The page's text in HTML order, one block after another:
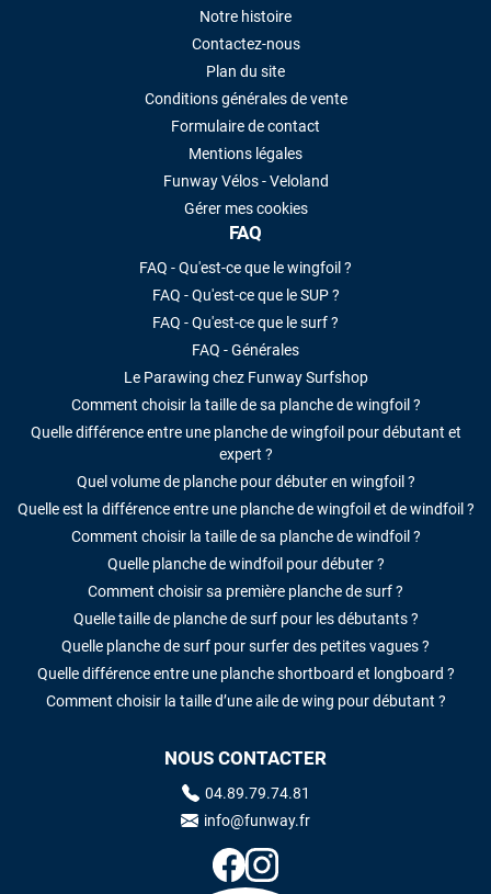
Notre histoire
Contactez-nous
Plan du site
Conditions générales de vente
Formulaire de contact
Mentions légales
Funway Vélos - Veloland
Gérer mes cookies
FAQ
FAQ - Qu'est-ce que le wingfoil ?
FAQ - Qu'est-ce que le SUP ?
FAQ - Qu'est-ce que le surf ?
FAQ - Générales
Le Parawing chez Funway Surfshop
Comment choisir la taille de sa planche de wingfoil ?
Quelle différence entre une planche de wingfoil pour débutant et
expert ?
Quel volume de planche pour débuter en wingfoil ?
Quelle est la différence entre une planche de wingfoil et de windfoil ?
Comment choisir la taille de sa planche de windfoil ?
Quelle planche de windfoil pour débuter ?
Comment choisir sa première planche de surf ?
Quelle taille de planche de surf pour les débutants ?
Quelle planche de surf pour surfer des petites vagues ?
Quelle différence entre une planche shortboard et longboard ?
Comment choisir la taille d’une aile de wing pour débutant ?
NOUS CONTACTER
04.89.79.74.81
info@funway.fr